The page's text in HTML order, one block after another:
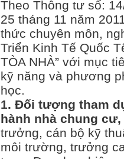
Theo Thông tư số:
25 tháng 11 năm
thức chuyên môn,
Triển Kinh Tế Quốc
TÒA NHÀ” với mục
kỹ năng và phương
học.
1. Đối tượng tham
hành nhà chung cư,
trưởng, cán bộ kỹ
môi trường, trưởng